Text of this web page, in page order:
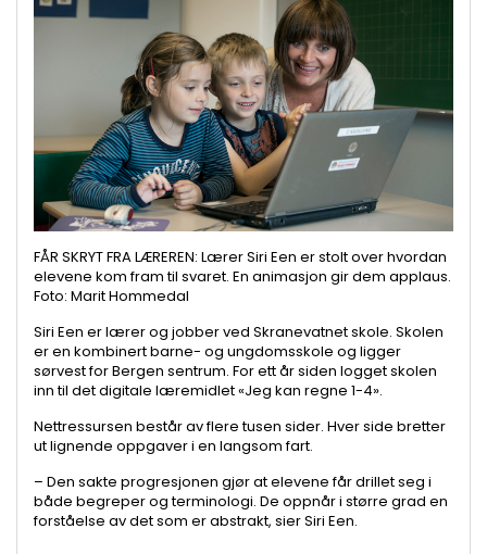
FÅR SKRYT FRA LÆREREN: Lærer Siri Een er stolt over hvordan
elevene kom fram til svaret. En animasjon gir dem applaus.
Foto: Marit Hommedal
Siri Een er lærer og jobber ved Skranevatnet skole. Skolen
er en kombinert barne- og ungdomsskole og ligger
sørvest for Bergen sentrum. For ett år siden logget skolen
inn til det digitale læremidlet «Jeg kan regne 1-4».
Nettressursen består av flere tusen sider. Hver side bretter
ut lignende oppgaver i en langsom fart.
– Den sakte progresjonen gjør at elevene får drillet seg i
både begreper og terminologi. De oppnår i større grad en
forståelse av det som er abstrakt, sier Siri Een.